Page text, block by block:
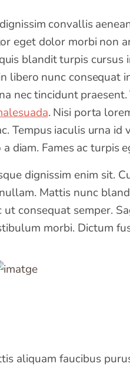
convallis
eget dolor morbi non
blandit turpis
libero nunc consequat
nec tincidunt
. Nisi porta
Tempus iaculis urna
diam. Fames ac turpis
dignissim enim sit.
Mattis nunc
ut consequat semper.
morbi. Dictum
aliquam faucibus